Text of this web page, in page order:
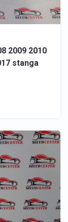
2009 2010
stanga